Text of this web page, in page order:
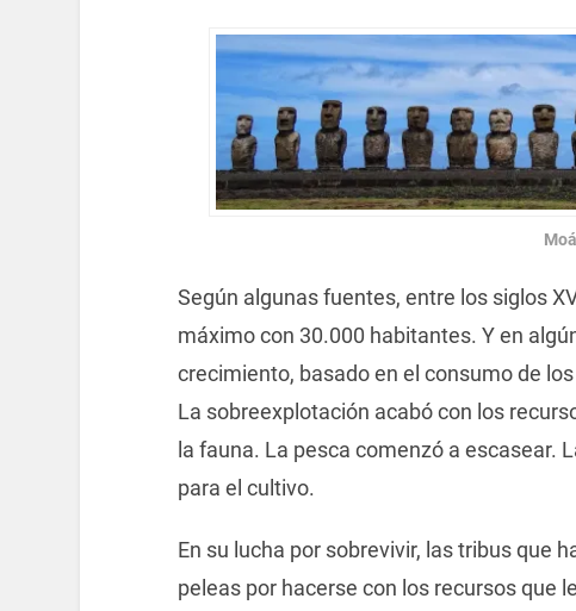
Según algunas fuentes, entre los siglos
máximo con 30.000 habitantes. Y en
crecimiento, basado en el consumo de
La sobreexplotación acabó con los
la fauna. La pesca comenzó a escasear.
para el cultivo.
En su lucha por sobrevivir, las tribus que
peleas por hacerse con los recursos que